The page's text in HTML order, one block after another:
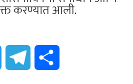
करण्यात आली.
Twitter Telegram